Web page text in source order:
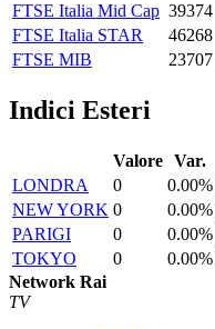
FTSE Italia Mid Cap 39374
FTSE Italia STAR
46268
FTSE MIB
23707
Indici Esteri
Valore Var.
LONDRA
0
0.00%
NEW YORK 0
0.00%
PARIGI
0
0.00%
TOKYO
0
0.00%
Network Rai
TV